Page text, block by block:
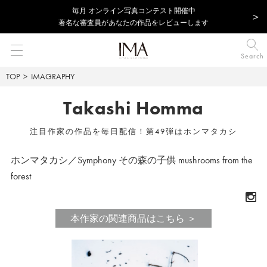
毎⽉ オンライン写真コンテスト開催中
著名な審査員があなたの作品をレビューします
Search
TOP IMAGRAPHY
Takashi Homma
注目作家の作品を毎日配信！第49弾はホンマタカシ
ホンマタカシ／Symphony その森の子供 mushrooms from the
forest
本作家の関連商品はこちら ＞